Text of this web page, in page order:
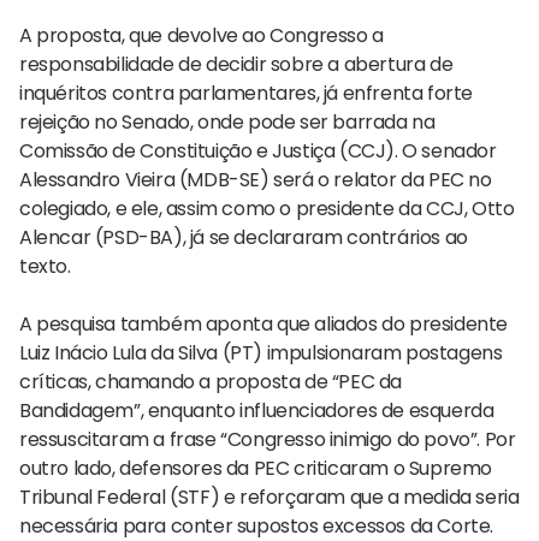
A proposta, que devolve ao Congresso a
responsabilidade de decidir sobre a abertura de
inquéritos contra parlamentares, já enfrenta forte
rejeição no Senado, onde pode ser barrada na
Comissão de Constituição e Justiça (CCJ). O senador
Alessandro Vieira (MDB-SE) será o relator da PEC no
colegiado, e ele, assim como o presidente da CCJ, Otto
Alencar (PSD-BA), já se declararam contrários ao
texto.
A pesquisa também aponta que aliados do presidente
Luiz Inácio Lula da Silva (PT) impulsionaram postagens
críticas, chamando a proposta de “PEC da
Bandidagem”, enquanto influenciadores de esquerda
ressuscitaram a frase “Congresso inimigo do povo”. Por
outro lado, defensores da PEC criticaram o Supremo
Tribunal Federal (STF) e reforçaram que a medida seria
necessária para conter supostos excessos da Corte.